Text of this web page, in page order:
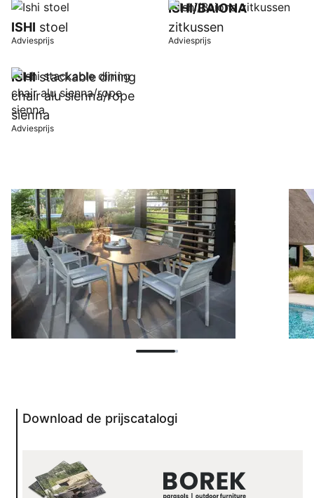
ISHI stoel
Adviesprijs
ISHI/BAIONA
zitkussen
Adviesprijs
ISHIstackable dining
chair alu sienna/rope
sienna
Adviesprijs
Download de prijscatalogi